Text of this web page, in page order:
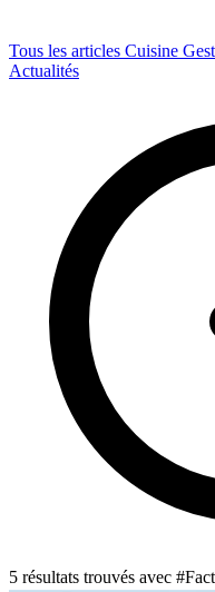
Tous les articles Cuisine
Actualités
5 résultats trouvés avec